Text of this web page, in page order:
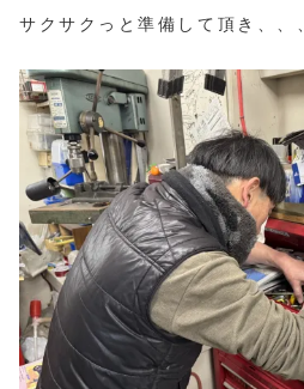
サクサクっと準備して頂き、、